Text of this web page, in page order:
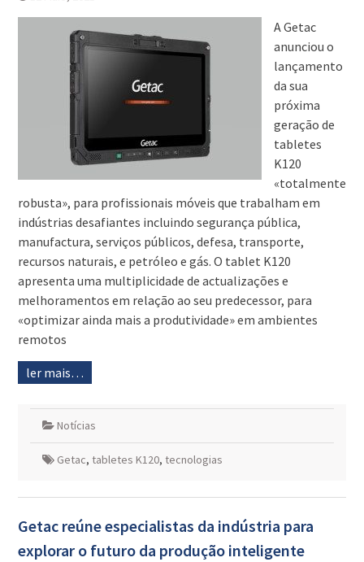
A Getac
anunciou o
lançamento
da sua
próxima
geração de
tabletes
K120
«totalmente
robusta», para profissionais móveis que trabalham em
indústrias desafiantes incluindo segurança pública,
manufactura, serviços públicos, defesa, transporte,
recursos naturais, e petróleo e gás. O tablet K120
apresenta uma multiplicidade de actualizações e
melhoramentos em relação ao seu predecessor, para
«optimizar ainda mais a produtividade» em ambientes
remotos
ler mais…
Notícias
Getac, tabletes K120, tecnologias
Getac reúne especialistas da indústria para
explorar o futuro da produção inteligente